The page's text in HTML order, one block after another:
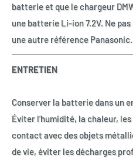
batterie et que le chargeur
une batterie Li-ion 7.2V. Ne
une autre référence Panasonic.
ENTRETIEN
Conserver la batterie dans un
Éviter l’humidité, la chaleur,
contact avec des objets
de vie, éviter les décharges